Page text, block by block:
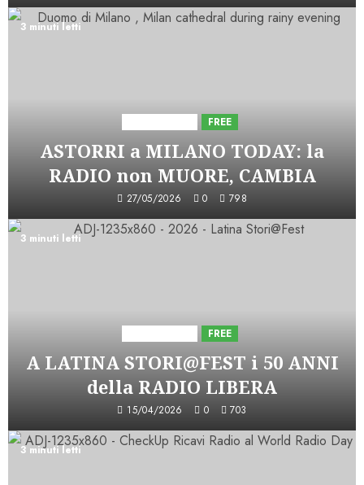
3 minuti letti
FREE
ASTORRI a MILANO TODAY: la
RADIO non MUORE, CAMBIA
27/05/2026 0 798
3 minuti letti
FREE
A LATINA STORI@FEST i 50 ANNI
della RADIO LIBERA
15/04/2026 0 703
3 minuti letti